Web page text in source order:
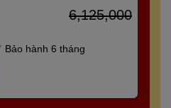
6,125,000
Bảo hành 6 tháng